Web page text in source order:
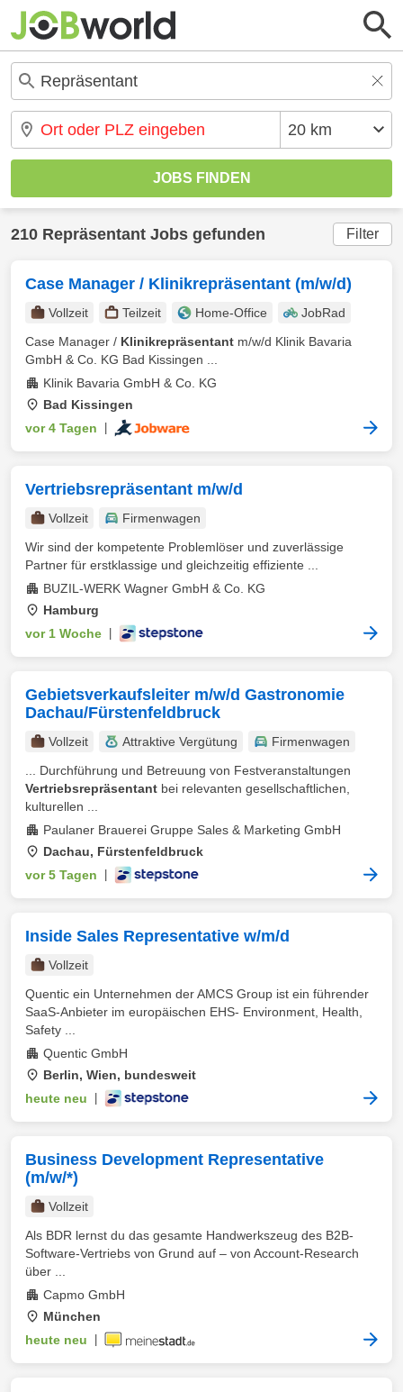
210 Repräsentant Jobs gefunden Filter
Case Manager / Klinikrepräsentant (m/w/d)
Vollzeit Teilzeit Home-Office
JobRad
Case Manager / Klinikrepräsentant m/w/d Klinik Bavaria
GmbH & Co. KG Bad Kissingen ...
Klinik Bavaria GmbH & Co. KG
Bad Kissingen
vor 4 Tagen
Vertriebsrepräsentant m/w/d
Vollzeit
Firmenwagen
Wir sind der kompetente Problemlöser und zuverlässige
Partner für erstklassige und gleichzeitig effiziente ...
BUZIL-WERK Wagner GmbH & Co. KG
Hamburg
vor 1 Woche
Gebietsverkaufsleiter m/w/d Gastronomie
Dachau/Fürstenfeldbruck
Vollzeit Attraktive Vergütung
Firmenwagen
... Durchführung und Betreuung von Festveranstaltungen
Vertriebsrepräsentant bei relevanten gesellschaftlichen,
kulturellen ...
Paulaner Brauerei Gruppe Sales & Marketing GmbH
Dachau, Fürstenfeldbruck
vor 5 Tagen
Inside Sales Representative w/m/d
Vollzeit
Quentic ein Unternehmen der AMCS Group ist ein führender
SaaS-Anbieter im europäischen EHS- Environment, Health,
Safety ...
Quentic GmbH
Berlin, Wien, bundesweit
heute neu
Business Development Representative
(m/w/*)
Vollzeit
Als BDR lernst du das gesamte Handwerkszeug des B2B-
Software-Vertriebs von Grund auf – von Account-Research
über ...
Capmo GmbH
München
heute neu